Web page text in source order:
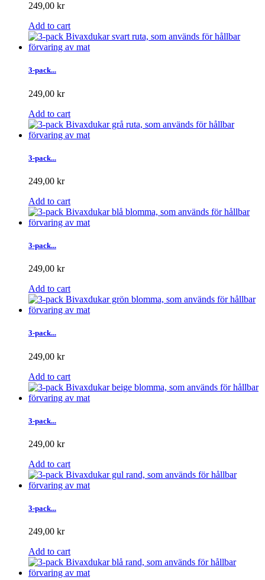
249,00 kr
Add to cart
3-pack...
249,00 kr
Add to cart
3-pack...
249,00 kr
Add to cart
3-pack...
249,00 kr
Add to cart
3-pack...
249,00 kr
Add to cart
3-pack...
249,00 kr
Add to cart
3-pack...
249,00 kr
Add to cart